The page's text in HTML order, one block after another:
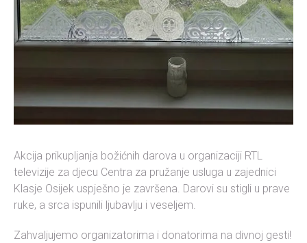
Akcija prikupljanja božićnih darova u organizaciji RTL
televizije za djecu Centra za pružanje usluga u zajednici
Klasje Osijek uspješno je završena. Darovi su stigli u prave
ruke, a srca ispunili ljubavlju i veseljem.
Zahvaljujemo organizatorima i donatorima na divnoj gesti!